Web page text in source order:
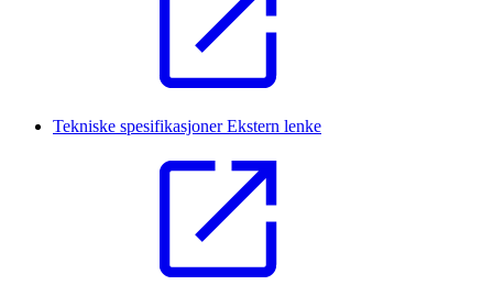
Tekniske spesifikasjonerEkstern lenke